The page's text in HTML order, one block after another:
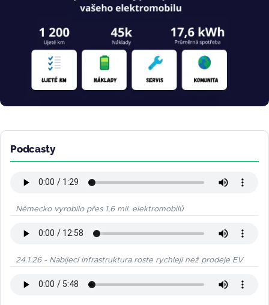
Podcasty
Německo vyrobilo přes 1,6 mil. elektromobilů
24.1.26 - Nabíjecí infrastruktura roste rychleji než prodeje EV